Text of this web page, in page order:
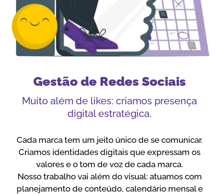
Gestão de Redes Sociais
Muito além de likes: criamos presença
digital estratégica.
Cada marca tem um jeito único de se comunicar.
Criamos identidades digitais que expressam os
valores e o tom de voz de cada marca.
Nosso trabalho vai além do visual: atuamos com
planejamento de conteúdo, calendário mensal e